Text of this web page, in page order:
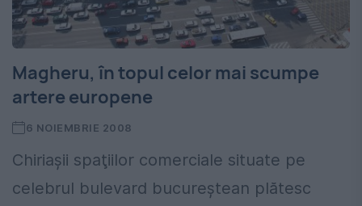
Magheru, în topul celor mai scumpe
artere europene
6 NOIEMBRIE 2008
Chiriaşii spaţiilor comerciale situate pe
celebrul bulevard bucureştean plătesc